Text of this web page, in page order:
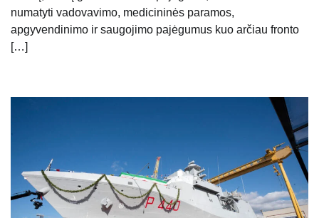
numatyti vadovavimo, medicininės paramos,
apgyvendinimo ir saugojimo pajėgumus kuo arčiau fronto
[…]